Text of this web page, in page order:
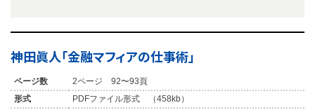
神田眞人「金融マフィアの仕事術」
ページ数
2ページ 92〜93頁
形式
PDFファイル形式 （458kb）